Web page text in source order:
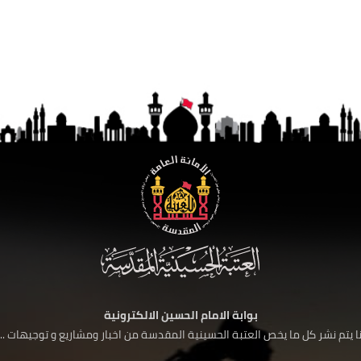
بوابة الامام الحسين الالكترونية
يتم نشر كل ما يخص العتبة الحسينية المقدسة من اخبار ومشاريع و توجيهات